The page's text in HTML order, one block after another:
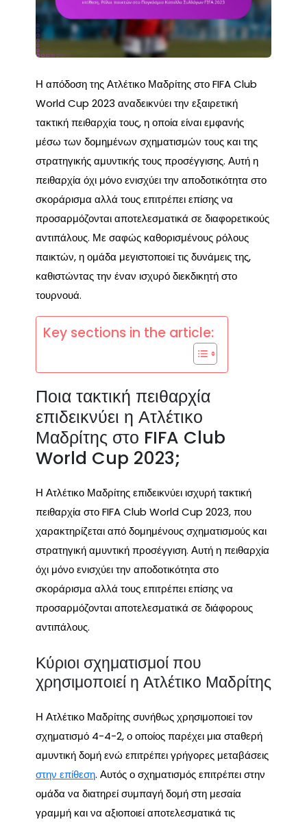
Η απόδοση της Ατλέτικο Μαδρίτης στο FIFA Club
World Cup 2023 αναδεικνύει την εξαιρετική
τακτική πειθαρχία τους, η οποία είναι εμφανής
μέσω των δομημένων σχηματισμών τους και της
στρατηγικής αμυντικής τους προσέγγισης. Αυτή η
πειθαρχία όχι μόνο ενισχύει την αποδοτικότητα στο
σκοράρισμα αλλά τους επιτρέπει επίσης να
προσαρμόζονται αποτελεσματικά σε διαφορετικούς
αντιπάλους. Με σαφώς καθορισμένους ρόλους
παικτών, η ομάδα μεγιστοποιεί τις δυνάμεις της,
καθιστώντας την έναν ισχυρό διεκδικητή στο
τουρνουά.
Key sections in the article:
Ποια τακτική πειθαρχία
επιδεικνύει η Ατλέτικο
Μαδρίτης στο FIFA Club
World Cup 2023;
Η Ατλέτικο Μαδρίτης επιδεικνύει ισχυρή τακτική
πειθαρχία στο FIFA Club World Cup 2023, που
χαρακτηρίζεται από δομημένους σχηματισμούς και
στρατηγική αμυντική προσέγγιση. Αυτή η πειθαρχία
όχι μόνο ενισχύει την αποδοτικότητα στο
σκοράρισμα αλλά τους επιτρέπει επίσης να
προσαρμόζονται αποτελεσματικά σε διάφορους
αντιπάλους.
Κύριοι σχηματισμοί που
χρησιμοποιεί η Ατλέτικο Μαδρίτης
Η Ατλέτικο Μαδρίτης συνήθως χρησιμοποιεί τον
σχηματισμό 4-4-2, ο οποίος παρέχει μια σταθερή
αμυντική δομή ενώ επιτρέπει γρήγορες μεταβάσεις
στην επίθεση. Αυτός ο σχηματισμός επιτρέπει στην
ομάδα να διατηρεί συμπαγή δομή στη μεσαία
γραμμή και να αξιοποιεί αποτελεσματικά τις